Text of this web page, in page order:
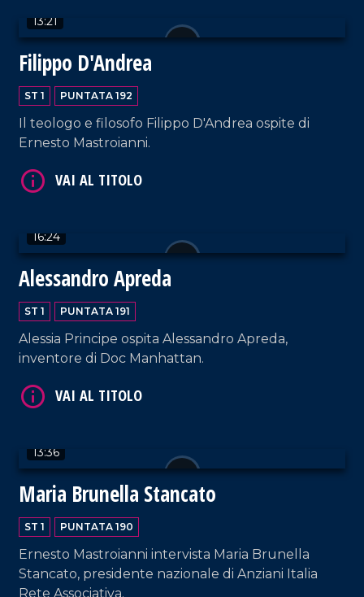
13:21
Filippo D'Andrea
ST 1 PUNTATA 192
Il teologo e filosofo Filippo D'Andrea ospite di
Ernesto Mastroianni.
16:24
Alessandro Apreda
ST 1 PUNTATA 191
Alessia Principe ospita Alessandro Apreda,
inventore di Doc Manhattan.
13:36
Maria Brunella Stancato
ST 1 PUNTATA 190
Ernesto Mastroianni intervista Maria Brunella
Stancato, presidente nazionale di Anziani Italia
Rete Associativa.
VAI AL TITOLO
VAI AL TITOLO
VAI AL TITOLO